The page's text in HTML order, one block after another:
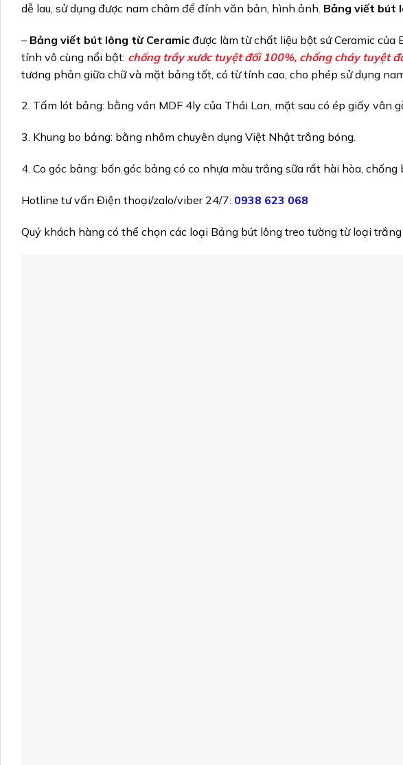
dễ lau, sử dụng được nam châm để đính văn bản, hình ảnh. Bảng viết bút
– Bảng viết bút lông từ Ceramic được làm từ chất liệu bột sứ Ceramic
tính vô cùng nổi bật: chống trầy xước tuyệt đối 100%, chống cháy tuyệt
tương phản giữa chữ và mặt bảng tốt, có từ tính cao, cho phép sử dụng
2. Tấm lót bảng: bằng ván MDF 4ly của Thái Lan, mặt sau có ép giấy vân
3. Khung bo bảng: bằng nhôm chuyên dụng Việt Nhật trắng bóng.
4. Co góc bảng: bốn góc bảng có co nhựa màu trắng sữa rất hài hòa, chống
Hotline tư vấn Điện thoại/zalo/viber 24/7: 0938 623 068
Quý khách hàng có thể chọn các loại Bảng bút lông treo tường từ loại